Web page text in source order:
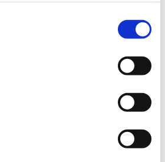
2020 ændrer tilskudsklausul.